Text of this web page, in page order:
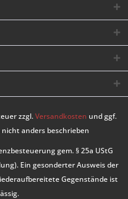
zzgl.Versandkosten und ggf.
anders beschrieben
gem. § 25a UStG
Ein gesonderter Ausweis der
Gegenstände ist